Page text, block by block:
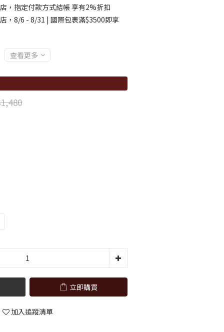
，指定付款方式結帳 享有2%折扣
，8/6 - 8/31 | 國際包裹滿$3500即享
查看更多
立即購買
加入追蹤清單